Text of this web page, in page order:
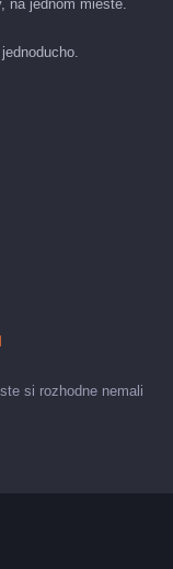
na jednom mieste.
si rozhodne nemali